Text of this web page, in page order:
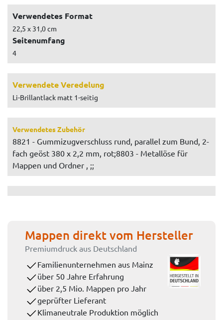
Verwendetes Format
22,5 x 31,0 cm
Seitenumfang
4
Verwendete Veredelung
Li-Brillantlack matt 1-seitig
Verwendetes Zubehör
8821 - Gummizugverschluss rund, parallel zum Bund, 2-
fach geöst 380 x 2,2 mm, rot;8803 - Metallöse für
Mappen und Ordner , ;;
Mappen direkt vom Hersteller
Premiumdruck aus Deutschland
Familienunternehmen aus Mainz
über 50 Jahre Erfahrung
über 2,5 Mio. Mappen pro Jahr
geprüfter Lieferant
Klimaneutrale Produktion möglich